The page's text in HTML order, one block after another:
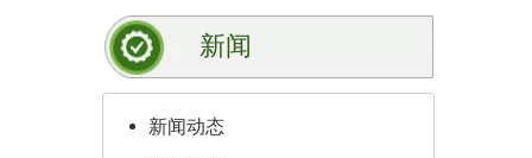
新闻
新闻动态